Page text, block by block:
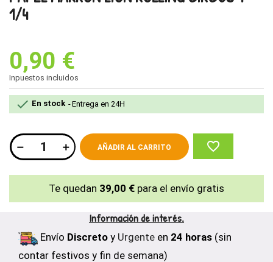
1/4
0,90 €
Inpuestos incluidos
 En stock Entrega en 24H
AÑADIR AL CARRITO favorite_border
Te quedan 39,00 € para el envío gratis
Información de interés.
Envío Discreto y Urgente en 24 horas (sin
contar festivos y fin de semana)